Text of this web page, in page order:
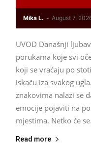
Mika L. - August 7,
UVOD Današnji
porukama koje svi
koji se vraćaju po
iskaču iza svakog
znakovima nalazi se
emocije pojaviti na
mjestima. Netko će
Read more